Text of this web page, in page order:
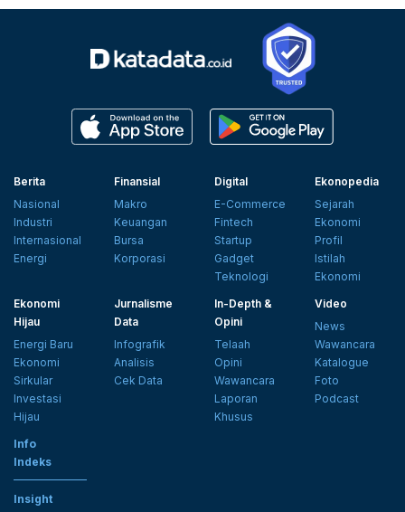
Berita
Nasional
Industri
Internasional
Energi
Finansial
Makro
Keuangan
Bursa
Korporasi
Digital
E-Commerce
Fintech
Startup
Gadget
Teknologi
Ekonopedia
Sejarah
Ekonomi
Profil
Istilah
Ekonomi
Ekonomi
Hijau
Energi Baru
Ekonomi
Sirkular
Investasi
Hijau
Jurnalisme
Data
Infografik
Analisis
Cek Data
In-Depth &
Opini
Telaah
Opini
Wawancara
Laporan
Khusus
Video
News
Wawancara
Katalogue
Foto
Podcast
Info
Indeks
Insight